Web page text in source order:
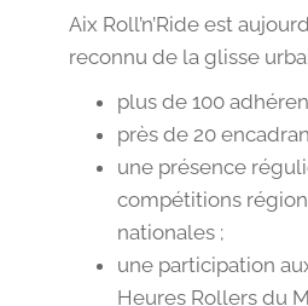
Aix Roll’n’Ride est
reconnu de la glisse
plus de 100
près de 20
une présence
compétitions
nationales ;
une participation
Heures Rollers du